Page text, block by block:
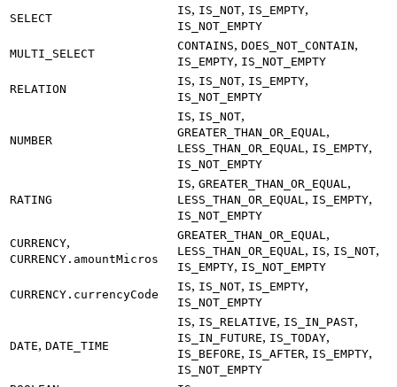
SELECT
IS, IS_NOT, IS_EMPTY,
IS_NOT_EMPTY
MULTI_SELECT
CONTAINS, DOES_NOT_CONTAIN,
IS_EMPTY, IS_NOT_EMPTY
RELATION
IS, IS_NOT, IS_EMPTY,
IS_NOT_EMPTY
NUMBER
IS, IS_NOT,
GREATER_THAN_OR_EQUAL ,
LESS_THAN_OR_EQUAL , IS_EMPTY,
IS_NOT_EMPTY
RATING
IS, GREATER_THAN_OR_EQUAL ,
LESS_THAN_OR_EQUAL , IS_EMPTY,
IS_NOT_EMPTY
CURRENCY,
CURRENCY.amountMicros
GREATER_THAN_OR_EQUAL ,
LESS_THAN_OR_EQUAL , IS, IS_NOT,
IS_EMPTY, IS_NOT_EMPTY
CURRENCY.currencyCode
IS, IS_NOT, IS_EMPTY,
IS_NOT_EMPTY
DATE, DATE_TIME
IS, IS_RELATIVE, IS_IN_PAST,
IS_IN_FUTURE, IS_TODAY,
IS_BEFORE, IS_AFTER, IS_EMPTY,
IS_NOT_EMPTY